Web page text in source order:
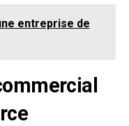
entreprise de